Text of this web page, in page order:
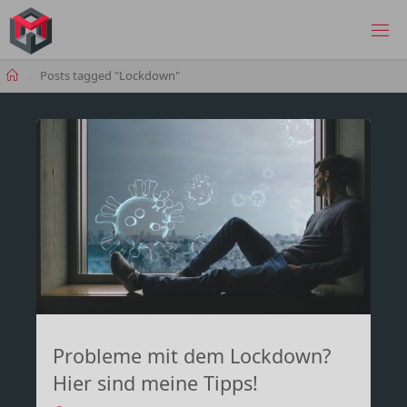
Skip
content
HomePosts tagged "Lockdown"
Probleme mit dem Lockdown?
Hier sind meine Tipps!